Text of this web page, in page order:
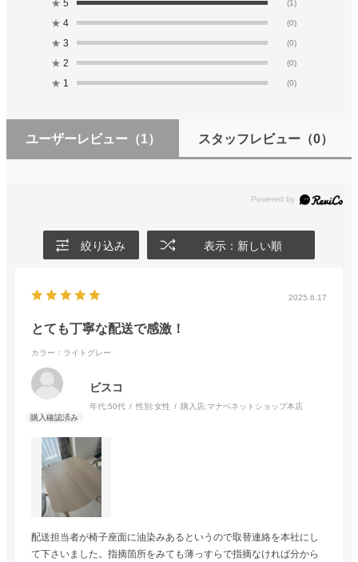
★ 5 (1)
★ 4 (0)
★ 3 (0)
★ 2 (0)
★ 1 (0)
ユーザーレビュー （1） スタッフレビュー（0）
絞り込み 表示：新しい順
2025.6.17
とても丁寧な配送で感激！
カラー：ライトグレー
ビスコ
年代:50代 性別:女性 購入店:マナベネットショップ本店
配送担当者が椅子座面に油染みあるというので取替連絡を本社にし
て下さいました。指摘箇所をみても薄っすらで指摘なければ分から